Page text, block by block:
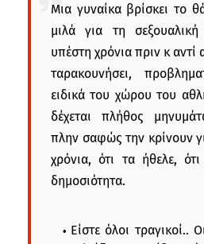
Μια γυναίκα βρίσκει το
μιλά για τη
υπέστη χρόνια πριν κ αντί
ταρακουνήσει,
ειδικά του χώρου του
δέχεται πλήθος
πλην σαφώς την κρίνουν
χρόνια, ότι τα ήθελε,
δημοσιότητα.
Είστε όλοι τραγικοί..